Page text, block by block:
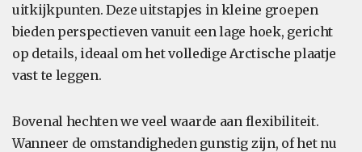
uitkijkpunten. Deze uitstapjes in kleine groepen
bieden perspectieven vanuit een lage hoek, gericht
op details, ideaal om het volledige Arctische plaatje
vast te leggen.
Bovenal hechten we veel waarde aan flexibiliteit.
Wanneer de omstandigheden gunstig zijn, of het nu